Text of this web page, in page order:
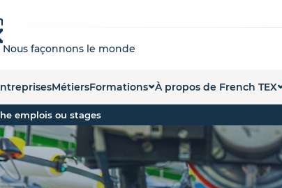
Nous façonnons le monde
MétiersFormations
Liste des formations
Carte des formations
Organismes des formations
À propos de French TEX
La démarche French Tex
Nos partenaires
emplois ou stages